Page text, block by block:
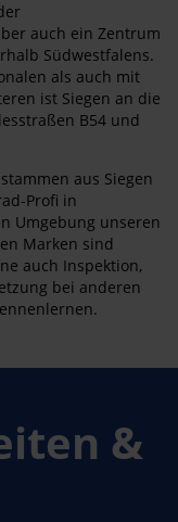
auch ein Zentrum
Südwestfalens.
als auch mit
ist Siegen an die
B54 und
aus Siegen
Profi in
Umgebung unseren
Marken sind
auch Inspektion,
bei anderen
&